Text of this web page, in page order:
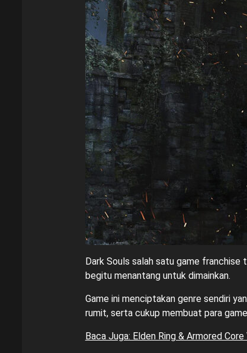
Dark Souls salah satu game franchise
begitu menantang untuk dimainkan.
Game ini menciptakan genre sendiri
rumit, serta cukup membuat para
Baca Juga: Elden Ring & Armored